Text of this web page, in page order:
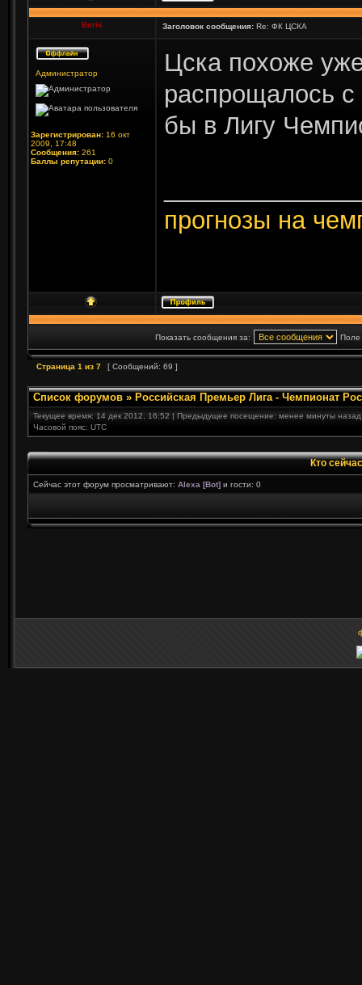
Boris Заголовок сообщения: Re: ФК ЦСКА
Администратор
Зарегистрирован: 16 окт
2009, 17:48
Сообщения: 261
Баллы репутации: 0
Цска похоже
распрощалось
бы в Лигу
прогнозы на
Показать сообщения за: Поле
Страница 1 из 7 [ Сообщений: 69 ]
Список форумов » Российская Премьер Лига - Чемпионат
Текущее время: 14 дек 2012, 16:52 | Предыдущее посещение: менее минуты назад
Часовой пояс: UTC
Кто
Сейчас этот форум просматривают: Alexa [Bot] и гости: 0